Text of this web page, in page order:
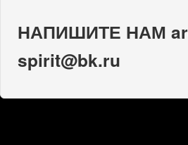
НАПИШИТЕ НАМ
spirit@bk.ru